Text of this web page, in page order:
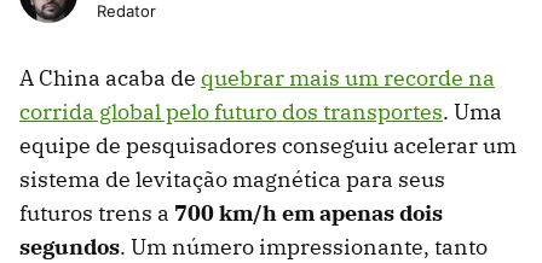
Redator
A China acaba de quebrar mais um recorde na
corrida global pelo futuro dos transportes. Uma
equipe de pesquisadores conseguiu acelerar um
sistema de levitação magnética para seus
futuros trens a 700 km/h em apenas dois
segundos. Um número impressionante, tanto